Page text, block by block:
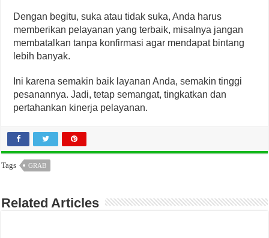
Dengan begitu, suka atau tidak suka, Anda harus
memberikan pelayanan yang terbaik, misalnya jangan
membatalkan tanpa konfirmasi agar mendapat bintang
lebih banyak.
Ini karena semakin baik layanan Anda, semakin tinggi
pesanannya. Jadi, tetap semangat, tingkatkan dan
pertahankan kinerja pelayanan.
Tags GRAB
Related Articles